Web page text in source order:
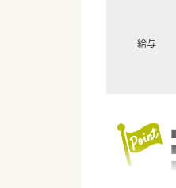
給与